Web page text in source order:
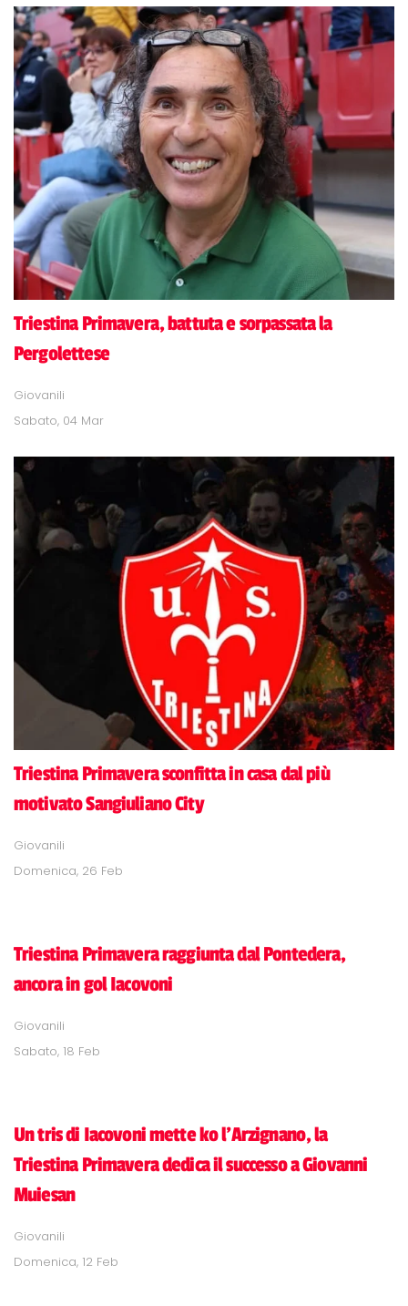
Triestina Primavera, battuta e sorpassata la
Pergolettese
Giovanili
Sabato, 04 Mar
Triestina Primavera sconfitta in casa dal più
motivato Sangiuliano City
Giovanili
Domenica, 26 Feb
Triestina Primavera raggiunta dal Pontedera,
ancora in gol Iacovoni
Giovanili
Sabato, 18 Feb
Un tris di Iacovoni mette ko l'Arzignano, la
Triestina Primavera dedica il successo a Giovanni
Muiesan
Giovanili
Domenica, 12 Feb